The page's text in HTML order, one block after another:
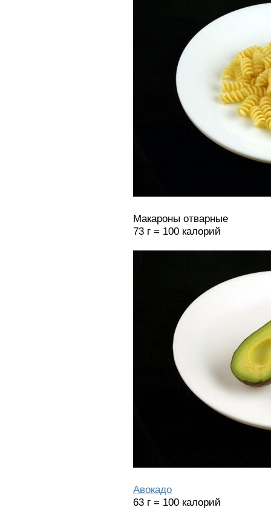
Макароны отварные
73 г = 100 калорий
Авокадо
63 г = 100 калорий